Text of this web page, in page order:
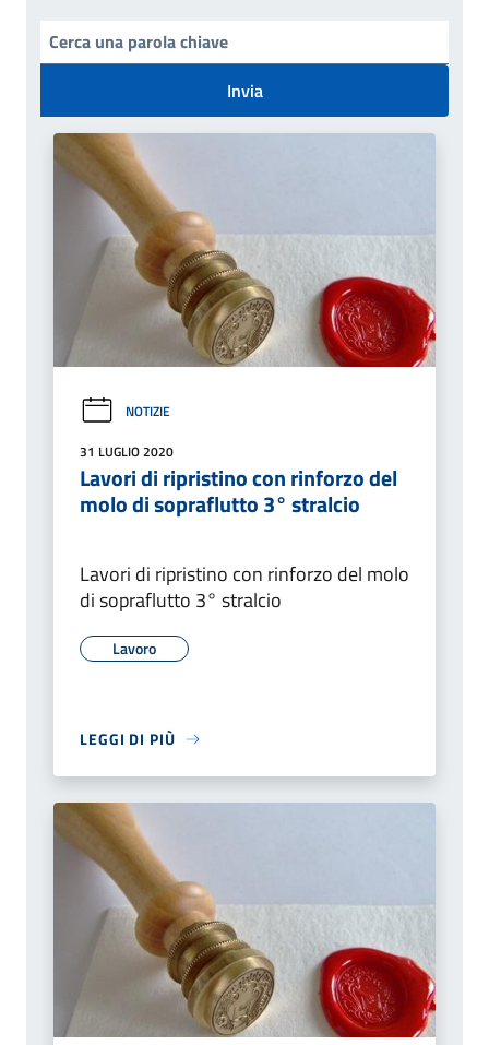
Invia
NOTIZIE
31 LUGLIO 2020
Lavori di ripristino con rinforzo del
molo di sopraflutto 3° stralcio
Lavori di ripristino con rinforzo del molo
di sopraflutto 3° stralcio
Lavoro
LEGGI DI PIÙ